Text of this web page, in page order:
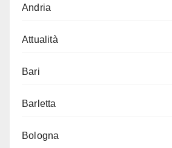
Andria
Attualità
Bari
Barletta
Bologna